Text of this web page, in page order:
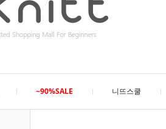
~90%SALE 니뜨스쿨